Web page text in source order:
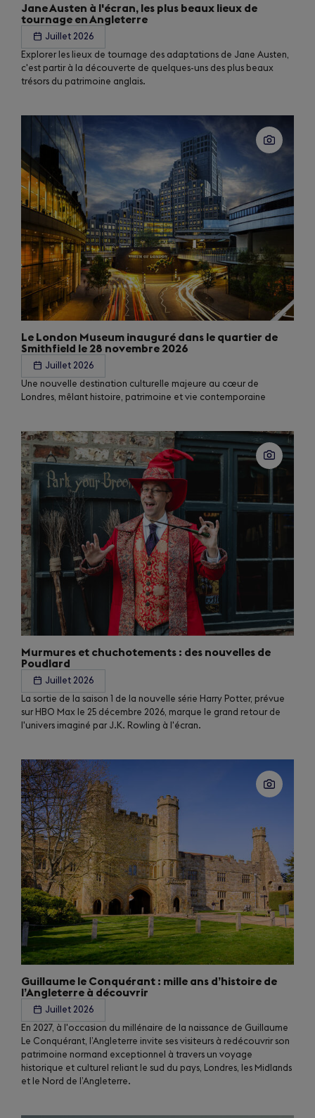
Jane Austen à l'écran, les plus beaux lieux de
tournage en Angleterre
Juillet 2026
Explorer les lieux de tournage des adaptations de Jane Austen,
c'est partir à la découverte de quelques-uns des plus beaux
trésors du patrimoine anglais.
Le London Museum inauguré dans le quartier de
Smithfield le 28 novembre 2026
Juillet 2026
Une nouvelle destination culturelle majeure au cœur de
Londres, mêlant histoire, patrimoine et vie contemporaine
Murmures et chuchotements : des nouvelles de
Poudlard
Juillet 2026
La sortie de la saison 1 de la nouvelle série Harry Potter, prévue
sur HBO Max le 25 décembre 2026, marque le grand retour de
l'univers imaginé par J.K. Rowling à l'écran.
Guillaume le Conquérant : mille ans d’histoire de
l’Angleterre à découvrir
Juillet 2026
En 2027, à l'occasion du millénaire de la naissance de Guillaume
Le Conquérant, l’Angleterre invite ses visiteurs à redécouvrir son
patrimoine normand exceptionnel à travers un voyage
historique et culturel reliant le sud du pays, Londres, les Midlands
et le Nord de l’Angleterre.